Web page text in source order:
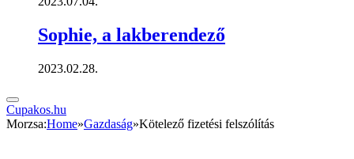
Sophie, a lakberendező
2023.02.28.
Cupakos.hu
Morzsa:Home»Gazdaság»Kötelező fizetési felszólítás